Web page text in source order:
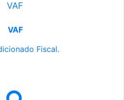
VAF
VAF
Fiscal.